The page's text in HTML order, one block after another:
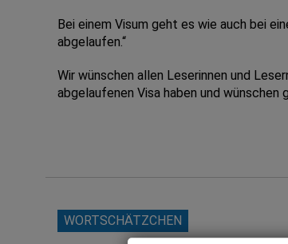
Bei einem Visum geht es wie auch bei
abgelaufen.“
Wir wünschen allen Leserinnen und
abgelaufenen Visa haben und
WORTSCHÄTZCHEN